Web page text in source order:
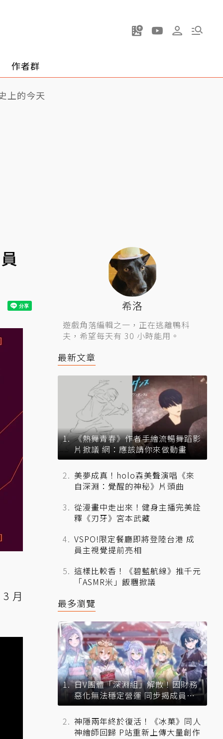
作者群
上的今天
月
希洛
遊戲角落編輯之一，正在逃離鴨科
夫，希望每天有 30 小時能用。
最新文章
《熱舞青春》作者手繪流暢舞蹈影
片掀議 網：應該請你來做動畫
美夢成真！holo森美聲演唱《來
自深淵：覺醒的神秘》片頭曲
從漫畫中走出來！健身主播完美詮
釋《刃牙》宮本武藏
VSPO!限定餐廳即將登陸台港 成
員主視覺提前亮相
這樣比較香！《碧藍航線》推千元
「ASMR米」飯糰掀議
最多瀏覽
日V團體「深淵組」解散！因財務
惡化無法穩定營運 同步揭成員未
來去向
神隱兩年終於復活！《冰菓》同人
神繪師回歸 P站重新上傳大量創作